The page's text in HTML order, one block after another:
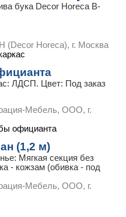
бука Decor Horeca B-
(Decor Horeca), г. Москва
ЛДСП. Цвет: Под заказ
Мебель, ООО, г.
официанта
(1,2 м)
Мягкая секция без
- кожзам (обивка - под
Мебель, ООО, г.